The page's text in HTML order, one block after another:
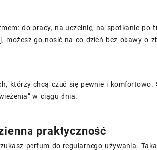
do pracy, na uczelnię, na spotkanie po
możesz go nosić na co dzień bez obawy o
którzy chcą czuć się pewnie i komfortowo.
w ciągu dnia.
praktyczność
perfum do regularnego używania.